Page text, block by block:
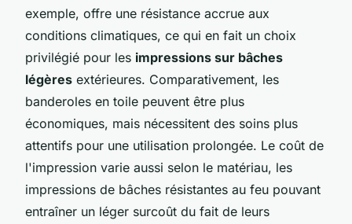
exemple, offre une résistance accrue aux
conditions climatiques, ce qui en fait un choix
privilégié pour les impressions sur bâches
légères extérieures. Comparativement, les
banderoles en toile peuvent être plus
économiques, mais nécessitent des soins plus
attentifs pour une utilisation prolongée. Le coût de
l'impression varie aussi selon le matériau, les
impressions de bâches résistantes au feu pouvant
entraîner un léger surcoût du fait de leurs